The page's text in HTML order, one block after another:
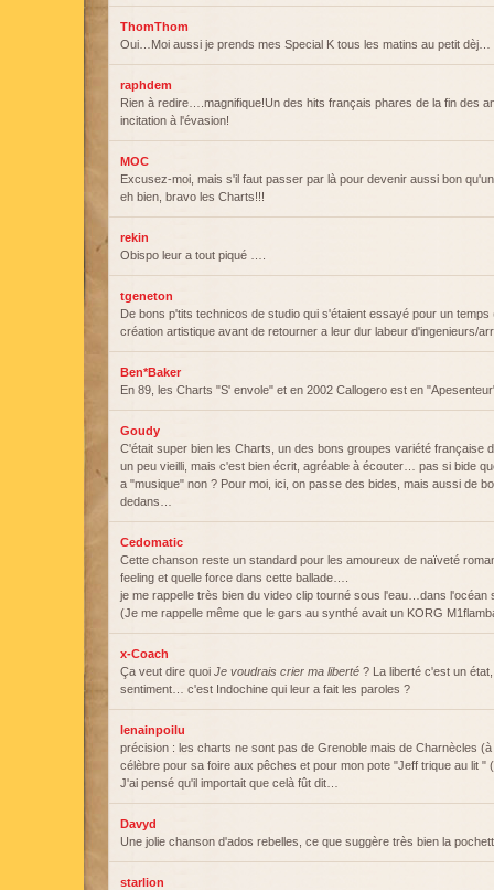
ThomThom
Oui…Moi aussi je prends mes Special K tous les matins au petit dèj…
raphdem
Rien à redire….magnifique!Un des hits français phares de la fin des
incitation à l'évasion!
MOC
Excusez-moi, mais s'il faut passer par là pour devenir aussi bon
eh bien, bravo les Charts!!!
rekin
Obispo leur a tout piqué ….
tgeneton
De bons p'tits technicos de studio qui s'étaient essayé pour un temps
création artistique avant de retourner a leur dur labeur d'ingenieurs/
Ben*Baker
En 89, les Charts "S' envole" et en 2002 Callogero est en
Goudy
C'était super bien les Charts, un des bons groupes variété française
un peu vieilli, mais c'est bien écrit, agréable à écouter… pas si bide
a "musique" non ? Pour moi, ici, on passe des bides, mais aussi de
dedans…
Cedomatic
Cette chanson reste un standard pour les amoureux de naïveté
feeling et quelle force dans cette ballade….
je me rappelle très bien du video clip tourné sous l'eau…dans
(Je me rappelle même que le gars au synthé avait un KORG
x-Coach
Ça veut dire quoi Je voudrais crier ma liberté ? La liberté c'est un
sentiment… c'est Indochine qui leur a fait les paroles ?
lenainpoilu
précision : les charts ne sont pas de Grenoble mais de Charnècles (à
célèbre pour sa foire aux pêches et pour mon pote "Jeff trique au lit "
J'ai pensé qu'il importait que celà fût dit…
Davyd
Une jolie chanson d'ados rebelles, ce que suggère très bien la
starlion